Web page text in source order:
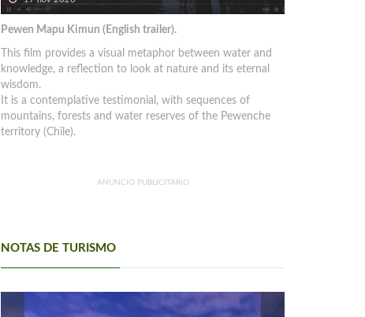
Pewen Mapu Kimun (English trailer).
This film provides a visual metaphor between water and
knowledge, a reflection to look at nature and its eternal
wisdom.
It is a contemplative testimonial, with sequences of
mountains, forests and water reserves of the Pewenche
territory (Chile).
ANUNCIO PUBLICITARIO
NOTAS DE TURISMO